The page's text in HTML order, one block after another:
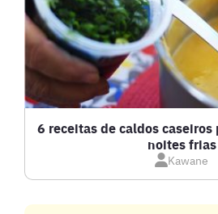
BISCOITOS
BOLOS E TORTAS
CALDOS
CARNE BOVINA
6 receitas de caldos
noites frias
Kawane